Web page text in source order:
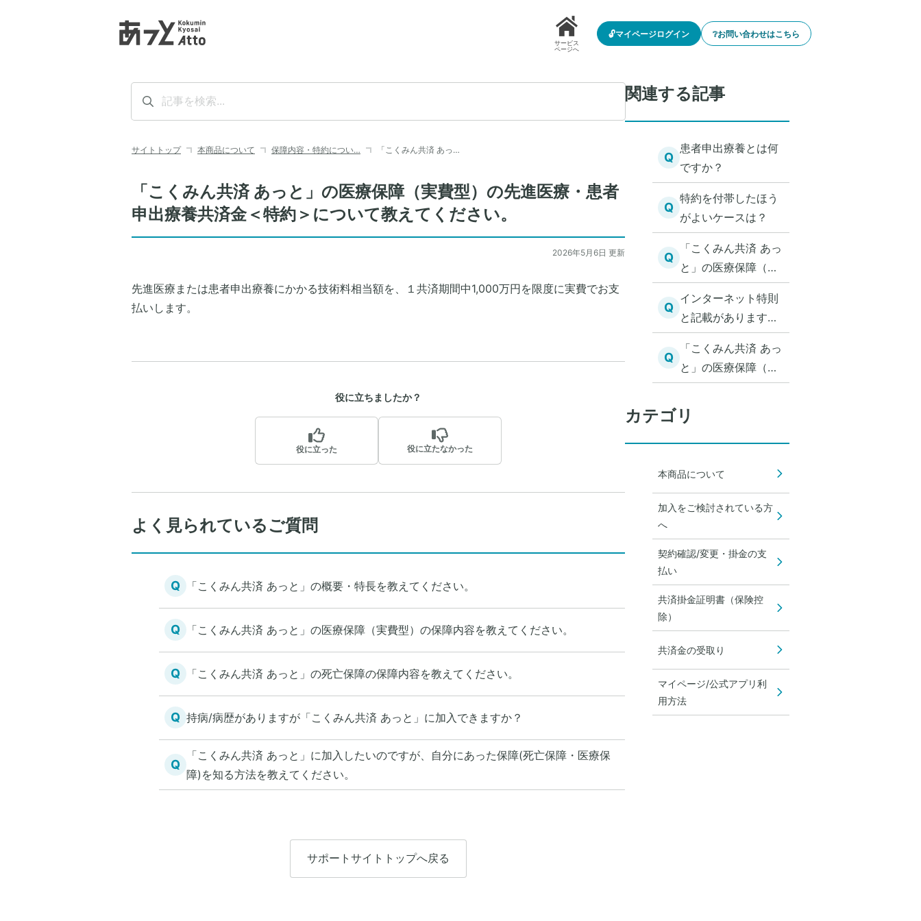
サービス
ページへ
🔓マイページログイン ❔お問い合わせはこちら
サイトトップ 本商品について 保障内容・特約につい… 「こくみん共済 あっ…
「こくみん共済 あっと」の医療保障（実費型）の先進医療・患者
申出療養共済金＜特約＞について教えてください。
2026年5月6日 更新
先進医療または患者申出療養にかかる技術料相当額を、１共済期間中1,000万円を限度に実費でお支
払いします。
役に立ちましたか？
役に立った 役に立たなかった
よく見られているご質問
Q 「こくみん共済 あっと」の概要・特長を教えてください。
Q 「こくみん共済 あっと」の医療保障（実費型）の保障内容を教えてください。
Q 「こくみん共済 あっと」の死亡保障の保障内容を教えてください。
Q 持病/病歴がありますが「こくみん共済 あっと」に加入できますか？
Q
「こくみん共済 あっと」に加入したいのですが、自分にあった保障(死亡保障・医療保
障)を知る方法を教えてください。
サポートサイトトップへ戻る
関連する記事
Q
患者申出療養とは何
ですか？
Q
特約を付帯したほう
がよいケースは？
Q
「こくみん共済 あっ
と」の医療保障（実
費型）の保障内容を
教えてください。
Q
インターネット特則
と記載がありますが
これは何でしょう
か？
Q
「こくみん共済 あっ
と」の医療保障（実
費型）は、高額な治
療費がかかった場合
でもすべて保障され
ますか？
カテゴリ
本商品について
加入をご検討されている方
へ
契約確認/変更・掛金の支
払い
共済掛金証明書（保険控
除）
共済金の受取り
マイページ/公式アプリ利
用方法